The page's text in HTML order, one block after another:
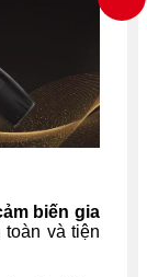
biến gia
và tiện